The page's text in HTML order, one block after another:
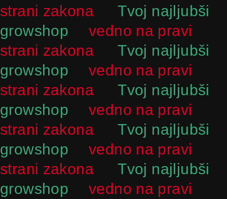
strani zakona
Tvoj najljubši
growshop
vedno na pravi
strani zakona
Tvoj najljubši
growshop
vedno na pravi
strani zakona
Tvoj najljubši
growshop
vedno na pravi
strani zakona
Tvoj najljubši
growshop
vedno na pravi
strani zakona
Tvoj najljubši
growshop
vedno na pravi